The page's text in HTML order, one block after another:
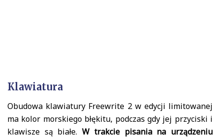
Klawiatura
Obudowa klawiatury Freewrite 2 w edycji limitowanej
ma kolor morskiego błękitu, podczas gdy jej przyciski i
klawisze są białe.W trakcie pisania na urządzeniu